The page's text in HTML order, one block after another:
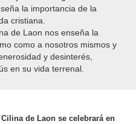
la importancia de la
cristiana.
de Laon nos enseña la
como a nosotros mismos y
y desinterés,
en su vida terrenal.
de Laon se celebrará en